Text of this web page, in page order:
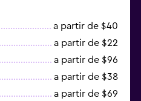
a partir de $40
a partir de $22
a partir de $96
a partir de $38
a partir de $69